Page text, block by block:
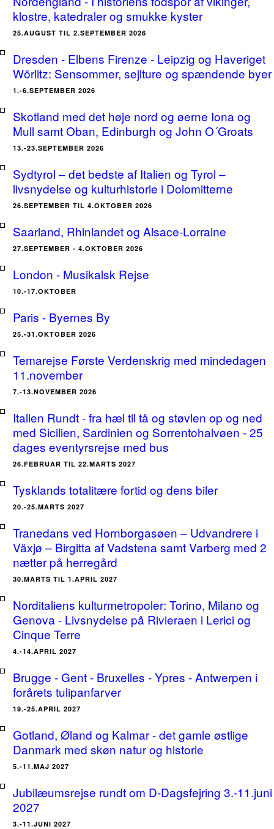
klostre, katedraler og smukke kyster
25.AUGUST TIL 2.SEPTEMBER 2026
Dresden - Elbens Firenze - Leipzig og Haveriget
Wörlitz: Sensommer, sejlture og spændende byer
1.-6.SEPTEMBER 2026
Skotland med det høje nord og øerne Iona og
Mull samt Oban, Edinburgh og John O´Groats
13.-23.SEPTEMBER 2026
Sydtyrol – det bedste af Italien og Tyrol –
livsnydelse og kulturhistorie i Dolomitterne
26.SEPTEMBER TIL 4.OKTOBER 2026
Saarland, Rhinlandet og Alsace-Lorraine
27.SEPTEMBER - 4.OKTOBER 2026
London - Musikalsk Rejse
10.-17.OKTOBER
Paris - Byernes By
25.-31.OKTOBER 2026
Temarejse Første Verdenskrig med mindedagen
11.november
7.-13.NOVEMBER 2026
Italien Rundt - fra hæl til tå og støvlen op og ned
med Sicilien, Sardinien og Sorrentohalvøen - 25
dages eventyrsrejse med bus
26.FEBRUAR TIL 22.MARTS 2027
Tysklands totalitære fortid og dens biler
20.-25.MARTS 2027
Tranedans ved Hornborgasøen – Udvandrere i
Växjø – Birgitta af Vadstena samt Varberg med 2
nætter på herregård
30.MARTS TIL 1.APRIL 2027
Norditaliens kulturmetropoler: Torino, Milano og
Genova - Livsnydelse på Rivieraen i Lerici og
Cinque Terre
4.-14.APRIL 2027
Brugge - Gent - Bruxelles - Ypres - Antwerpen i
forårets tulipanfarver
19.-25.APRIL 2027
Gotland, Øland og Kalmar - det gamle østlige
Danmark med skøn natur og historie
5.-11.MAJ 2027
Jubilæumsrejse rundt om D-Dagsfejring 3.-11.juni
2027
3.-11.JUNI 2027